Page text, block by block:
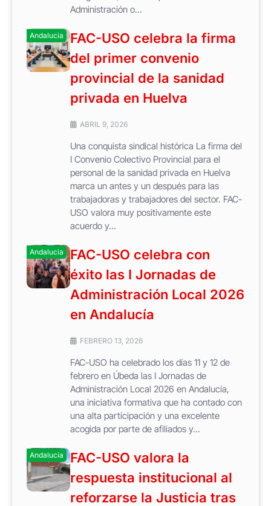
Administración o...
Andalucia
FAC-USO celebra la firma
del primer convenio
provincial de la sanidad
privada en Huelva
ABRIL 9, 2026
Una conquista sindical histórica La firma del
I Convenio Colectivo Provincial para el
personal de la sanidad privada en Huelva
marca un antes y un después para las
trabajadoras y trabajadores del sector. FAC-
USO valora muy positivamente este
acuerdo y...
Andalucia
FAC-USO celebra con
éxito las I Jornadas de
Administración Local 2026
en Andalucía
FEBRERO 13, 2026
FAC-USO ha celebrado los días 11 y 12 de
febrero en Úbeda las I Jornadas de
Administración Local 2026 en Andalucía,
una iniciativa formativa que ha contado con
una alta participación y una excelente
acogida por parte de afiliados y...
Andalucia
FAC-USO valora la
respuesta institucional al
reforzarse la Justicia tras